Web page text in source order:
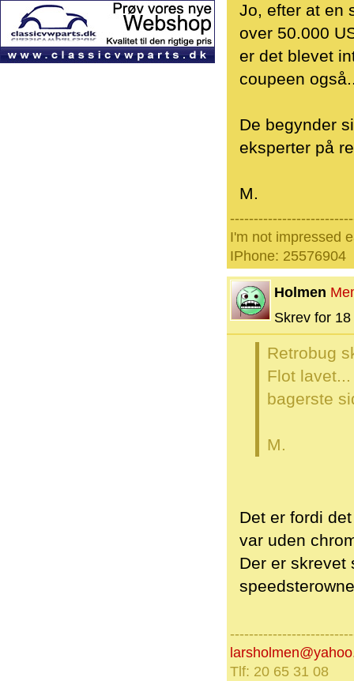
Jo, efter at en
over 50.000
er det blevet
coupeen
De begynder
eksperter på
M.
I'm not impressed
IPhone: 25576904
Holmen
Skrev for
Retrobug
Flot
bagerste
M.
Det er fordi
var uden
Der er skrevet
Tlf: 20 65 31 08